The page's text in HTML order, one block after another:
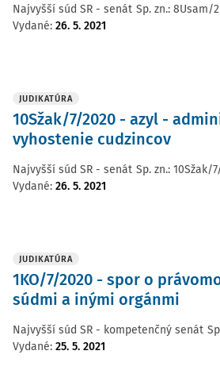
Najvyšší súd SR - senát Sp. zn.: 8Usam/
Vydané: 26. 5. 2021
JUDIKATÚRA
10Sžak/7/2020 - azyl -
vyhostenie cudzincov
Najvyšší súd SR - senát Sp. zn.: 10Sžak/
Vydané: 26. 5. 2021
JUDIKATÚRA
1KO/7/2020 - spor o
súdmi a inými orgánmi
Najvyšší súd SR - kompetenčný senát
Vydané: 25. 5. 2021